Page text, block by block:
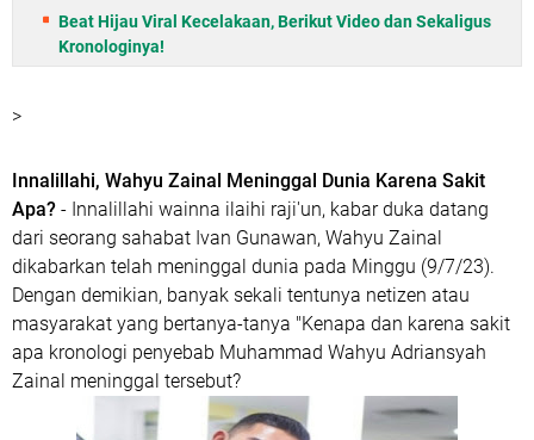
Beat Hijau Viral Kecelakaan, Berikut Video dan Sekaligus
Kronologinya!
>
Innalillahi, Wahyu Zainal Meninggal Dunia Karena Sakit
Apa? - Innalillahi wainna ilaihi raji'un, kabar duka datang
dari seorang sahabat Ivan Gunawan, Wahyu Zainal
dikabarkan telah meninggal dunia pada Minggu (9/7/23).
Dengan demikian, banyak sekali tentunya netizen atau
masyarakat yang bertanya-tanya "Kenapa dan karena sakit
apa kronologi penyebab Muhammad Wahyu Adriansyah
Zainal meninggal tersebut?